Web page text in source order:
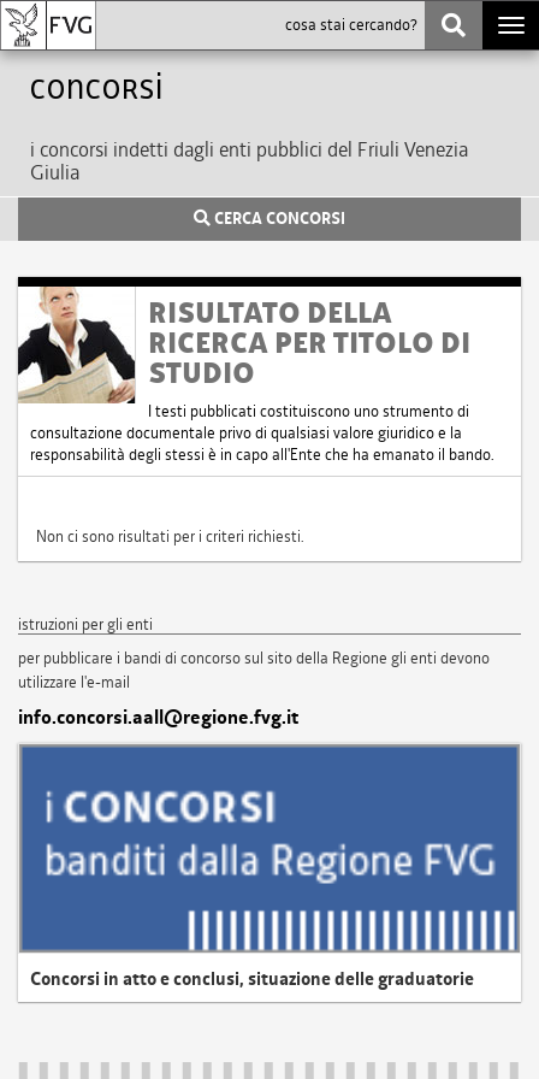
Concorsi
i concorsi indetti dagli enti pubblici del Friuli Venezia
Giulia
CERCA CONCORSI
RISULTATO DELLA
RICERCA PER TITOLO DI
STUDIO
I testi pubblicati costituiscono uno strumento di
consultazione documentale privo di qualsiasi valore giuridico e la
responsabilità degli stessi è in capo all'Ente che ha emanato il bando.
Non ci sono risultati per i criteri richiesti.
istruzioni per gli enti
per pubblicare i bandi di concorso sul sito della Regione gli enti devono
utilizzare l'e-mail
info.concorsi.aall@regione.fvg.it
Concorsi in atto e conclusi, situazione delle graduatorie